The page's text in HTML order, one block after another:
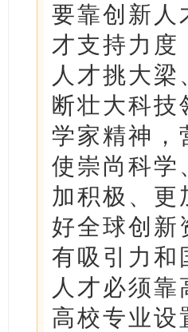
要靠创新人
才支持力度
人才挑大
断壮大科技
学家精神，
使崇尚科学
加积极、更
好全球创新
有吸引力和
人才必须
高校专业设